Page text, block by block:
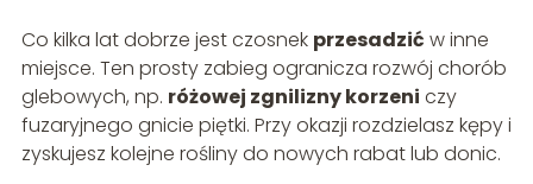
Co kilka lat dobrze jest czosnek przesadzić w inne
miejsce. Ten prosty zabieg ogranicza rozwój chorób
glebowych, np. różowej zgnilizny korzeni czy
fuzaryjnego gnicie piętki. Przy okazji rozdzielasz kępy i
zyskujesz kolejne rośliny do nowych rabat lub donic.